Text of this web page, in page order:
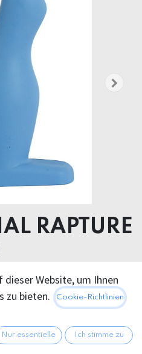
RAPTURE
inkl. MwSt.zzgl.
Website, um Ihnen
zu bieten.
Cookie-Richtlinien
Nur essentielle Ich stimme zu